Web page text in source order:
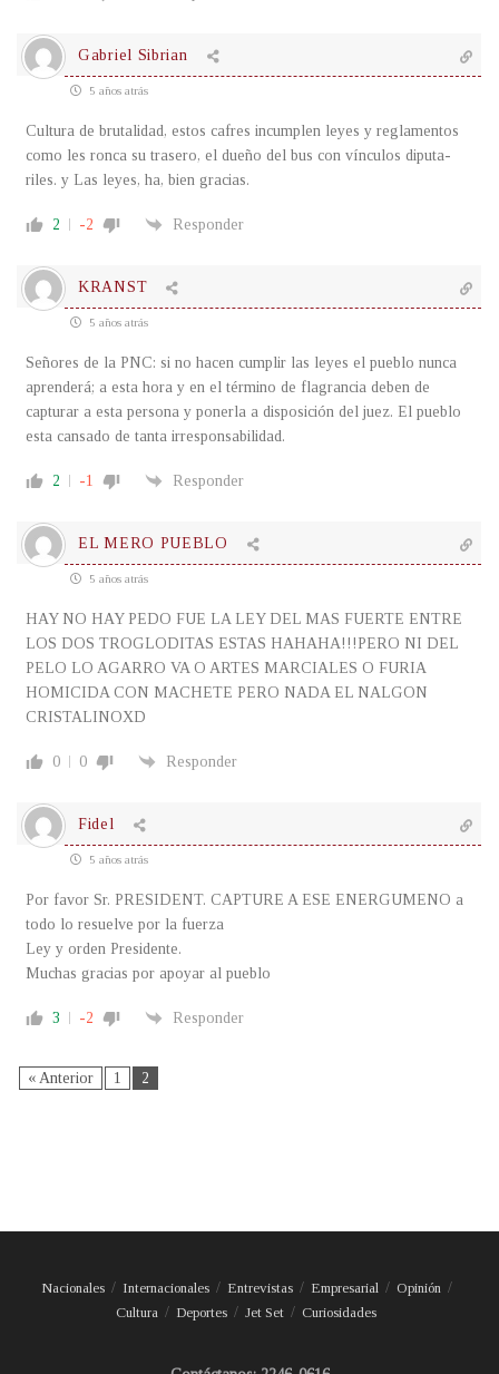
Gabriel Sibrian
5 años atrás
Cultura de brutalidad, estos cafres incumplen leyes y reglamentos
como les ronca su trasero, el dueño del bus con vínculos diputa-
riles. y Las leyes, ha, bien gracias.
2 -2 Responder
KRANST
5 años atrás
Señores de la PNC: si no hacen cumplir las leyes el pueblo nunca
aprenderá; a esta hora y en el término de flagrancia deben de
capturar a esta persona y ponerla a disposición del juez. El pueblo
esta cansado de tanta irresponsabilidad.
2 -1 Responder
EL MERO PUEBLO
5 años atrás
HAY NO HAY PEDO FUE LA LEY DEL MAS FUERTE ENTRE
LOS DOS TROGLODITAS ESTAS HAHAHA!!!PERO NI DEL
PELO LO AGARRO VA O ARTES MARCIALES O FURIA
HOMICIDA CON MACHETE PERO NADA EL NALGON
CRISTALINOXD
0 0 Responder
Fidel
5 años atrás
Por favor Sr. PRESIDENT. CAPTURE A ESE ENERGUMENO a
todo lo resuelve por la fuerza
Ley y orden Presidente.
Muchas gracias por apoyar al pueblo
3 -2 Responder
« Anterior 1 2
Nacionales Internacionales Entrevistas Empresarial
Opinión
Cultura
Deportes Jet Set Curiosidades